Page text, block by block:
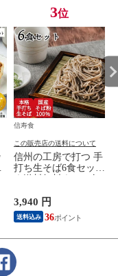
3位
信寿食
この販売店の送料について
信州の工房で打つ 手
打ち生そば6食セット
3,940 円
送料込み 36